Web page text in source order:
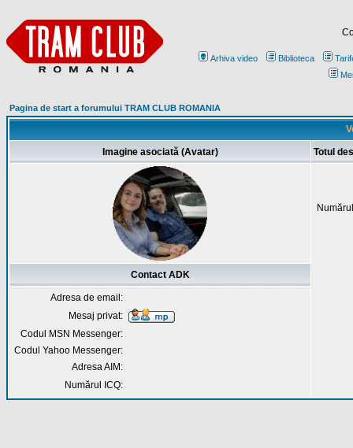
Arhiva video Biblioteca
Pagina de start a forumului TRAM CLUB ROMANIA
Imagine asociată (Avatar) Totul
Contact ADK
Adresa de email:
Mesaj privat:
Codul MSN Messenger:
Codul Yahoo Messenger:
Adresa AIM:
Numărul ICQ: